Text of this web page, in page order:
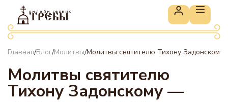
онлайн сервис
ТРЕБЫ
Главная/Блог/Молитвы/Молитвы святителю Тихону Задонскому
Молитвы святителю
Тихону Задонскому —